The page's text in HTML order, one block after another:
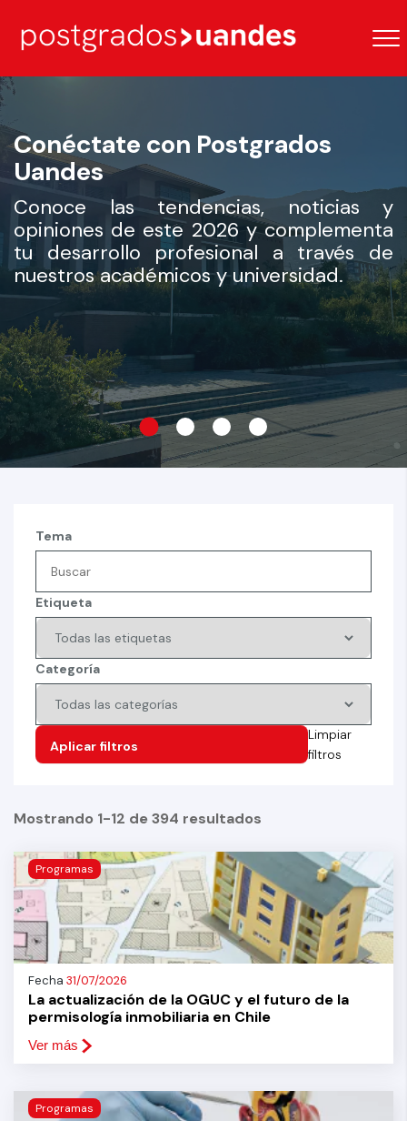
Conéctate con Postgrados
Uandes
Conoce las tendencias, noticias y
opiniones de este 2026 y complementa
tu desarrollo profesional a través de
nuestros académicos y universidad.
Tema
Etiqueta
Categoría
Limpiar
filtros
Mostrando 1-12 de 394 resultados
Programas
Fecha 31/07/2026
La actualización de la OGUC y el futuro de la
permisología inmobiliaria en Chile
Ver más
Programas